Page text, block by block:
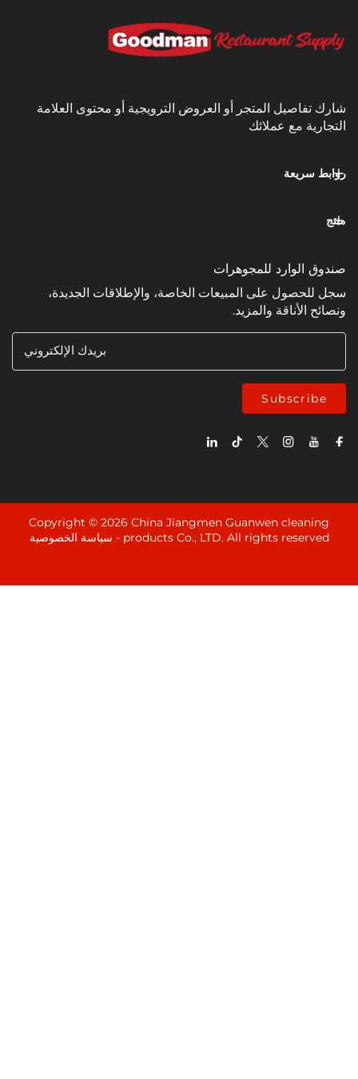
المتجر أو العروض الترويجية أو محتوى العلامة
عملائك
للمجوهرات
على المبيعات الخاصة، والإطلاقات الجديدة،
والمزيد.
بريدك الإلكتروني
Copyright © 2026 China Jiangmen Guanwen
products Co., LTD. All rights
سياسة الخصوصية